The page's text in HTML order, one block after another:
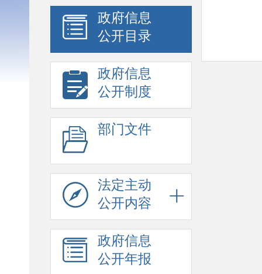
政府信息
公开目录
政府信息
公开制度
部门文件
法定主动
公开内容
政府信息
公开年报